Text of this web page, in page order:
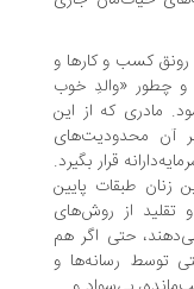
و کارها و
«والدِ خوب
که از این
محدودیت‌های
قرار بگیرد.
پایین
از روش‌های
حتی اگر هم
رسانه‌ها و